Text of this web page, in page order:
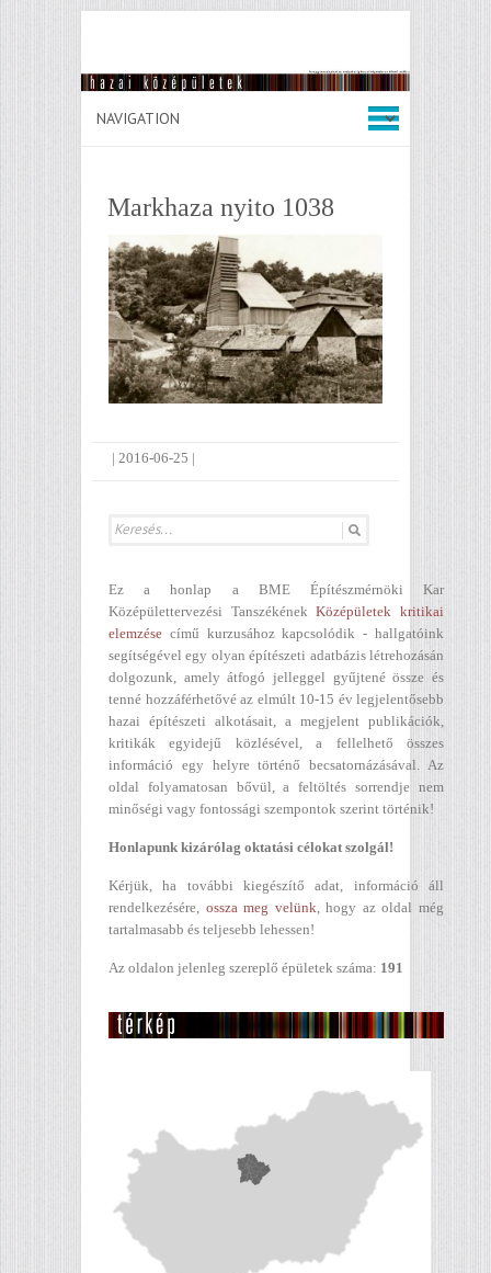
Markhaza nyito 1038
| 2016-06-25 |
Ez a honlap a BME Építészmérnöki Kar
Középülettervezési TanszékénekKözépületek kritikai
elemzése című kurzusához kapcsolódik - hallgatóink
segítségével egy olyan építészeti adatbázis létrehozásán
dolgozunk, amely átfogó jelleggel gyűjtené össze és
tenné hozzáférhetővé az elmúlt 10-15 év legjelentősebb
hazai építészeti alkotásait, a megjelent publikációk,
kritikák egyidejű közlésével, a fellelhető összes
információ egy helyre történő becsatornázásával. Az
oldal folyamatosan bővül, a feltöltés sorrendje nem
minőségi vagy fontossági szempontok szerint történik!
Honlapunk kizárólag oktatási célokat szolgál!
Kérjük, ha további kiegészítő adat, információ áll
rendelkezésére, ossza meg velünk , hogy az oldal még
tartalmasabb és teljesebb lehessen!
Az oldalon jelenleg szereplő épületek száma: 191